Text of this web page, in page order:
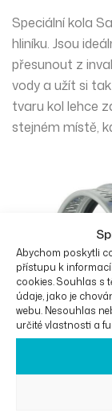
Abychom poskytli
přístupu k
cookies. Souhlas s
údaje, jako je
webu. Nesouhlas
určité vlastnosti a
Speciální kola
hliníku. Jsou
přesunout z
vody a užít si
tvaru kol lehce
stejném místě,